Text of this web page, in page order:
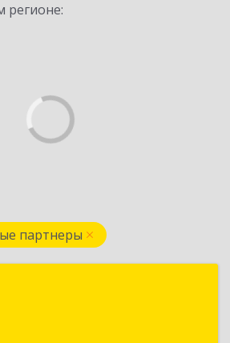
регионе:
партнеры
обл, Екатеринбург г,